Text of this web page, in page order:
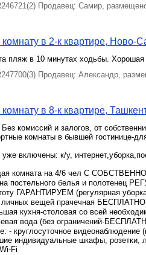
Продавец: Самир,
в 2-к квартире, Ново-
пляж в 10 минутах ходьбы. Хорошая
Продавец: Александр,
в 8-к квартире,
комиссий и залогов, от
комнаты в бывшей гостинице-
уже включены: к/у,
комната на 4/6 чел С
постельного белья и полотенец
ГАРАНТИРУЕМ (регулярная
личных вещей прачечная БЕСПЛАТНО
кухня-столовая со всей
вода (без ограничений-
- круглосуточное видеонаблюдение
индивидуальные шкафы, розетки,
Fi